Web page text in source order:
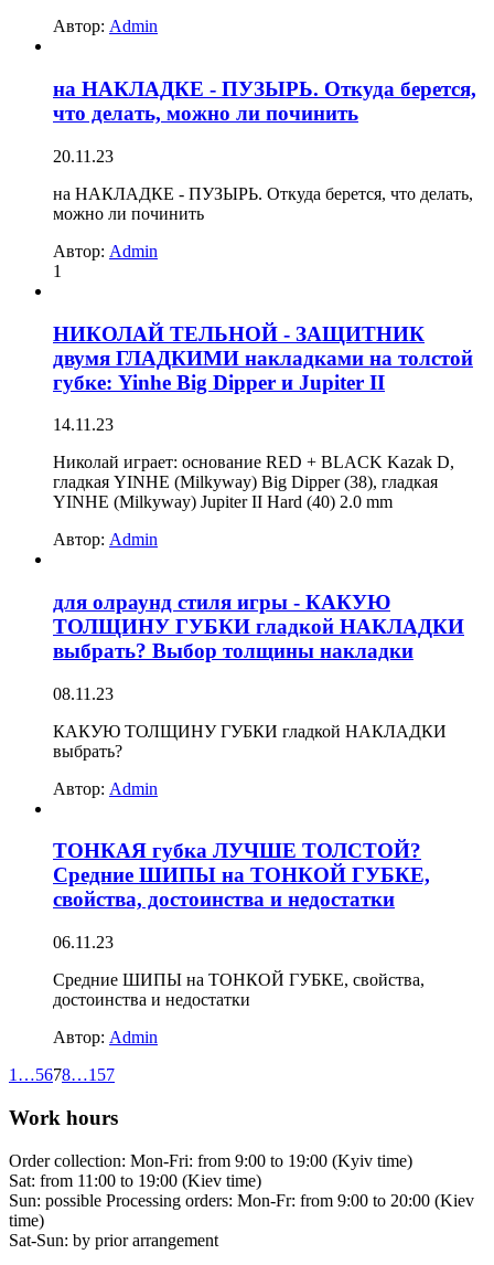
Автор: Admin
на НАКЛАДКЕ - ПУЗЫРЬ. Откуда берется,
что делать, можно ли починить
20.11.23
на НАКЛАДКЕ - ПУЗЫРЬ. Откуда берется, что делать,
можно ли починить
Автор: Admin
1
НИКОЛАЙ ТЕЛЬНОЙ - ЗАЩИТНИК
двумя ГЛАДКИМИ накладками на толстой
губке: Yinhe Big Dipper и Jupiter II
14.11.23
Николай играет: основание RED + BLACK Kazak D,
гладкая YINHE (Milkyway) Big Dipper (38), гладкая
YINHE (Milkyway) Jupiter II Hard (40) 2.0 mm
Автор: Admin
для олраунд стиля игры - КАКУЮ
ТОЛЩИНУ ГУБКИ гладкой НАКЛАДКИ
выбрать? Выбор толщины накладки
08.11.23
КАКУЮ ТОЛЩИНУ ГУБКИ гладкой НАКЛАДКИ
выбрать?
Автор: Admin
ТОНКАЯ губка ЛУЧШЕ ТОЛСТОЙ?
Средние ШИПЫ на ТОНКОЙ ГУБКЕ,
свойства, достоинства и недостатки
06.11.23
Средние ШИПЫ на ТОНКОЙ ГУБКЕ, свойства,
достоинства и недостатки
Автор: Admin
1 …5678…157
Work hours
Order collection: Mon-Fri: from 9:00 to 19:00 (Kyiv time)
Sat: from 11:00 to 19:00 (Kiev time)
Sun: possible Processing orders: Mon-Fr: from 9:00 to 20:00 (Kiev
time)
Sat-Sun: by prior arrangement